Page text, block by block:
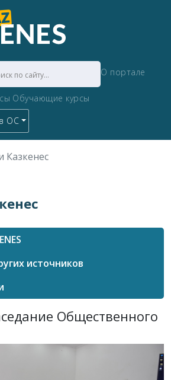
О портале
Обучающие курсы
ОС
Казкенес
источников
Общественного